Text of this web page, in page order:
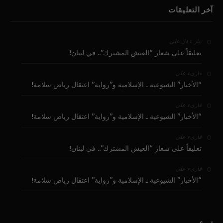
آخر التعليقات
بيار عقل على
تعليقاً على شعار “العيش المشترك”.. في لبنان!
قارىء على
“الأخبار” الشيوعية ـ الإسلامية و”رواية” اعتقال رياض سلامة!
قارىء على
“الأخبار” الشيوعية ـ الإسلامية و”رواية” اعتقال رياض سلامة!
قارىء على
تعليقاً على شعار “العيش المشترك”.. في لبنان!
قارىء على
“الأخبار” الشيوعية ـ الإسلامية و”رواية” اعتقال رياض سلامة!